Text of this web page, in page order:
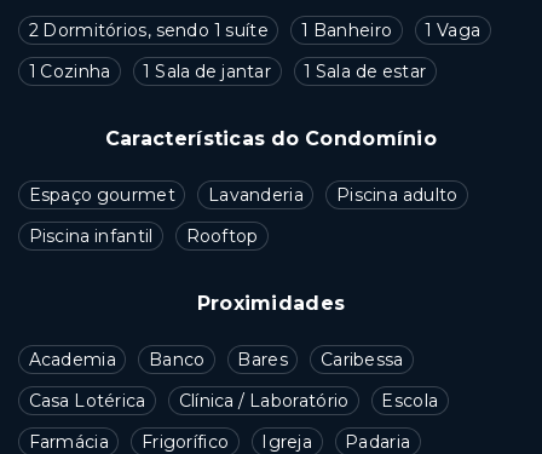
2 Dormitórios, sendo 1 suíte 1 Banheiro
1 Vaga
1 Cozinha
1 Sala de jantar 1 Sala de estar
Características do Condomínio
Espaço gourmet Lavanderia
Piscina adulto
Piscina infantil
Rooftop
Proximidades
Academia Banco Bares
Caribessa
Casa Lotérica
Clínica / Laboratório
Escola
Farmácia
Frigorífico Igreja
Padaria